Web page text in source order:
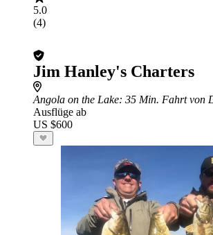
5.0
(4)
Jim Hanley's Charters
Angola on the Lake: 35 Min. Fahrt von
Ausflüge ab
US $600